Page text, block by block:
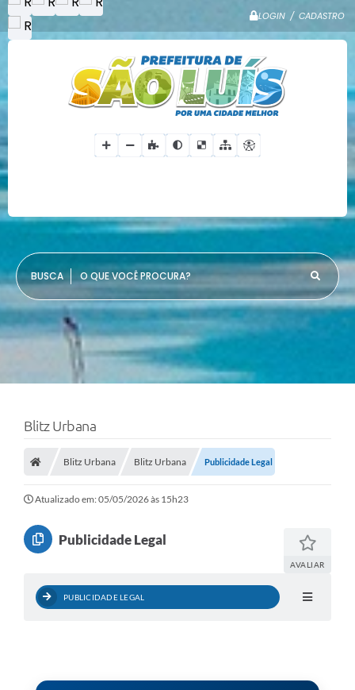
LOGIN / CADASTRO
O QUE VOCÊ PROCURA?
Blitz Urbana
Blitz Urbana Blitz Urbana Publicidade Legal
Atualizado em: 05/05/2026 às 15h23
Publicidade Legal
AVALIAR
PUBLICIDADE LEGAL